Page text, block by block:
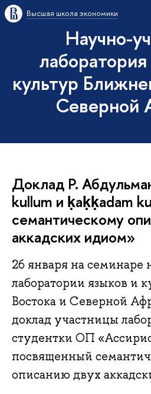
Высшая школа экономики
Научно-
культур
Северной
Доклад Р.
kullum и ḳaḳḳadam
семантическому
аккадских идиом»
26 января на семинаре
лаборатории языков и
Востока и Северной
доклад участницы
студентки ОП
посвященный
описанию двух